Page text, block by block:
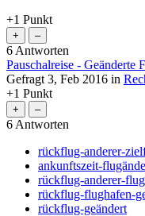
+1 Punkt
6 Antworten
Pauschalreise - Geänderte
Gefragt 3, Feb 2016 in
+1 Punkt
6 Antworten
rückflug-anderer-
ankunftszeit-
rückflug-anderer-
rückflug-flughafen-
rückflug-geändert